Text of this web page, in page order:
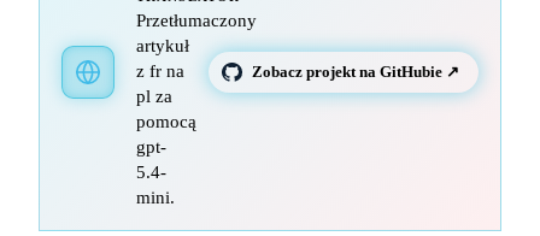
Przetłumaczony
artykuł
z fr na
pl za
pomocą
gpt-
5.4-
mini.
Zobacz projekt na GitHubie ↗